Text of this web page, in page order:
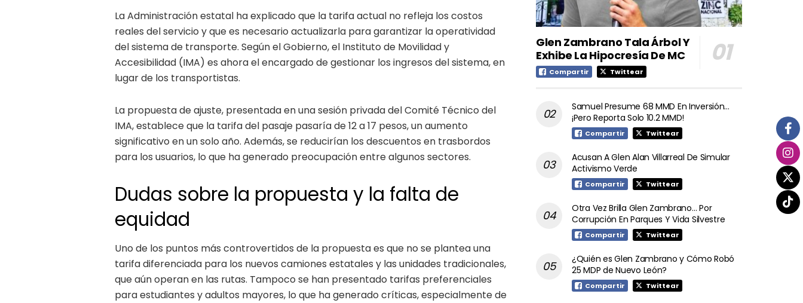
La Administración estatal ha explicado que la tarifa actual no refleja los costos
reales del servicio y que es necesario actualizarla para garantizar la operatividad
del sistema de transporte. Según el Gobierno, el Instituto de Movilidad y
Accesibilidad (IMA) es ahora el encargado de gestionar los ingresos del sistema, en
lugar de los transportistas.
La propuesta de ajuste, presentada en una sesión privada del Comité Técnico del
IMA, establece que la tarifa del pasaje pasaría de 12 a 17 pesos, un aumento
significativo en un solo año. Además, se reducirían los descuentos en trasbordos
para los usuarios, lo que ha generado preocupación entre algunos sectores.
Dudas sobre la propuesta y la falta de
equidad
Uno de los puntos más controvertidos de la propuesta es que no se plantea una
tarifa diferenciada para los nuevos camiones estatales y las unidades tradicionales,
que aún operan en las rutas. Tampoco se han presentado tarifas preferenciales
para estudiantes y adultos mayores, lo que ha generado críticas, especialmente de
Glen Zambrano Tala Árbol Y
Exhibe La Hipocresía De MC
Compartir Twittear
Samuel Presume 68 MMD En Inversión…
¡Pero Reporta Solo 10.2 MMD!
Compartir Twittear
Acusan A Glen Alan Villarreal De Simular
Activismo Verde
Compartir Twittear
Otra Vez Brilla Glen Zambrano… Por
Corrupción En Parques Y Vida Silvestre
Compartir Twittear
¿Quién es Glen Zambrano y Cómo Robó
25 MDP de Nuevo León?
Compartir Twittear